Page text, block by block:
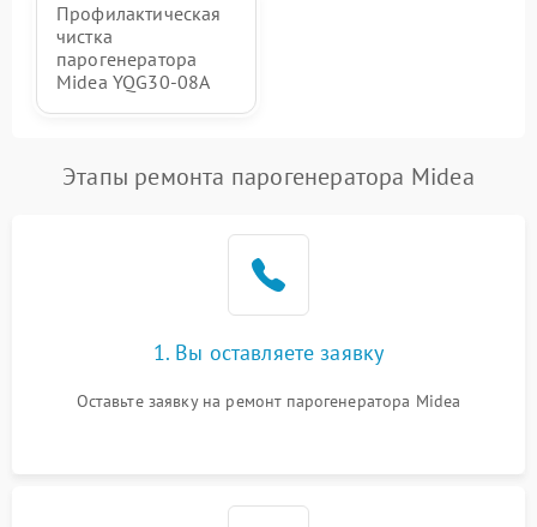
Профилактическая
чистка
парогенератора
Midea YQG30-08A
Этапы ремонта парогенератора Midea
1. Вы оставляете заявку
Оставьте заявку на ремонт парогенератора Midea